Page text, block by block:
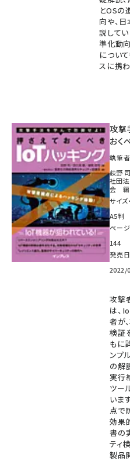
とOSの
向や、
説して
準化動
につい
スに携
攻撃
おく
執筆者
荻野
社団
会 編
サイズ
A5判
ペー
144
発売日
2022/
攻撃
は、
者が
検証
もに
ンプ
の解
実行
ツー
いま
点で
効果
書の
ティ
製品